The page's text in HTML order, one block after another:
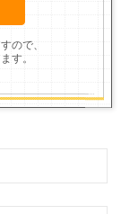
ので、
す。